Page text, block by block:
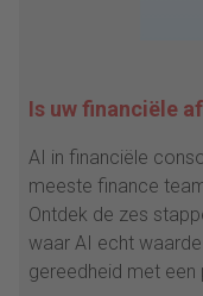
Is uw financiële
AI in financiële
meeste finance
Ontdek de zes
waar AI echt
gereedheid met een